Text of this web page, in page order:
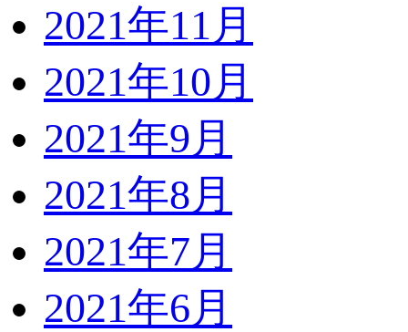
2021年11月
2021年10月
2021年9月
2021年8月
2021年7月
2021年6月